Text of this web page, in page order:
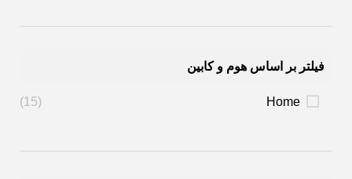
فیلتر بر اساس هوم و کابین
Home
(15)